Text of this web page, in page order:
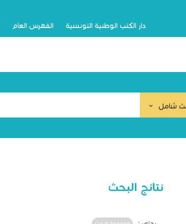
دار الكتب الوطنية التونسية الفهرس العام
شامل
نتائج البحث